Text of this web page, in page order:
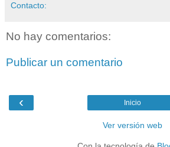
Contacto:
No hay comentarios:
Publicar un comentario
‹ Inicio
Ver versión web